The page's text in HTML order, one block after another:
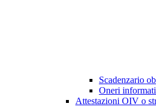
Scadenzario
Oneri
Attestazioni OIV o